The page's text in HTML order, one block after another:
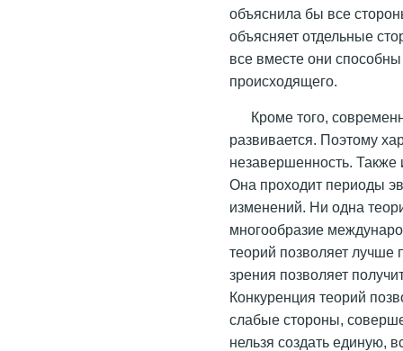
объяснила бы все
объясняет отдельные
все вместе они
происходящего.
Кроме того,
развивается. Поэтому
незавершенность. Также
Она проходит периоды
изменений. Ни одна
многообразие
теорий позволяет лучше
зрения позволяет
Конкуренция теорий
слабые стороны,
нельзя создать